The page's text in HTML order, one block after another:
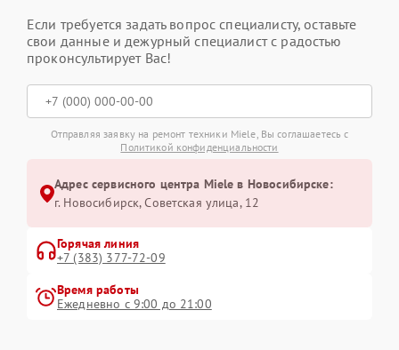
Если требуется задать вопрос специалисту, оставьте
свои данные и дежурный специалист с радостью
проконсультирует Вас!
Отправляя заявку на ремонт техники Miele, Вы соглашаетесь с
Политикой конфиденциальности
Адрес сервисного центра Miele в Новосибирске:
г. Новосибирск, Советская улица, 12
Горячая линия
+7 (383) 377-72-09
Время работы
Ежедневно с 9:00 до 21:00